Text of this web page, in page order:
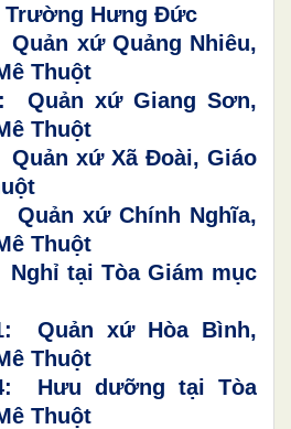
Trường Hưng Đức
Quản xứ Quảng Nhiêu,
Mê Thuột
Quản xứ Giang Sơn,
Mê Thuột
Quản xứ Xã Đoài, Giáo
Quản xứ Chính Nghĩa,
Thuột
Nghỉ tại Tòa Giám mục
Quản xứ Hòa Bình,
Thuột
Hưu dưỡng tại Tòa
Thuột